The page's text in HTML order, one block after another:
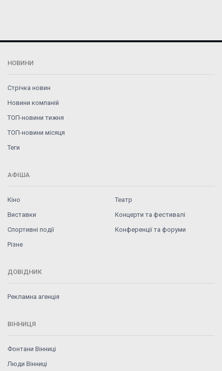
НОВИНИ
Стрічка новин
Новини компаній
ТОП-новини тижня
ТОП-новини місяця
Теги
АФІША
Кіно
Театр
Виставки
Концерти та фестивалі
Спортивні події
Конференції та форуми
Різне
ДОВІДНИК
Рекламна агенція
ВІННИЦЯ
Фонтани Вінниці
Люди Вінниці